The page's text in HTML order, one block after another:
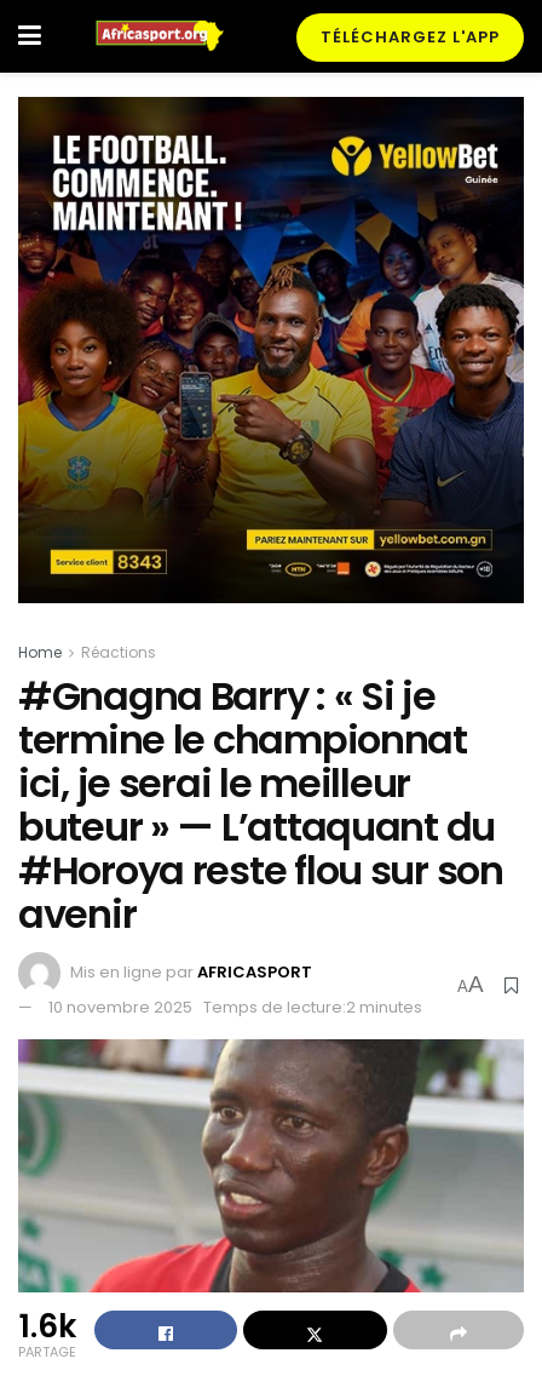
TÉLÉCHARGEZ L'APP
Home Réactions
#Gnagna Barry : « Si je
termine le championnat
ici, je serai le meilleur
buteur » — L’attaquant du
#Horoya reste flou sur son
avenir
Mis en ligne parAFRICASPORT
10 novembre 2025 Temps de lecture:2 minutes
AA
1.6k
PARTAGE